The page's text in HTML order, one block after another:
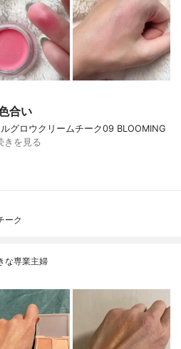
合い
ルグロウクリームチーク09 BLOOMING
きを見る
ーク
な専業主婦